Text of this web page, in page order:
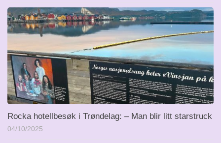
Rocka hotellbesøk i Trøndelag: – Man blir litt starstruck
04/10/2025